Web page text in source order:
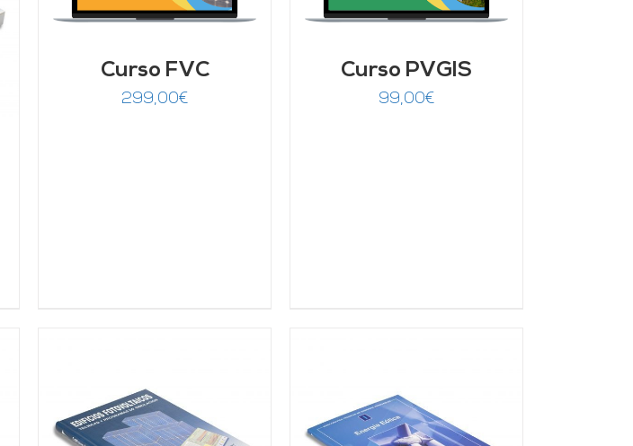
Curso FVC
299,00€
Curso PVGIS
99,00€
AÑADIR AL CARRITO
/